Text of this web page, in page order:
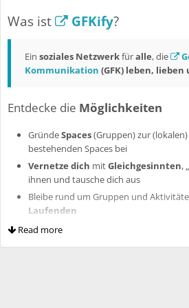
Was ist GFKify?
Ein soziales Netzwerkfüralle, die
Kommunikation (GFK) leben,
Entdecke die Möglichkeiten
GründeSpaces(Gruppen) zur
bestehenden Spaces bei
Vernetze dich mitGleichgesinnten,
ihnen und tausche dich aus
Bleibe rund um Gruppen und
Laufenden
Teile und suche
Read more